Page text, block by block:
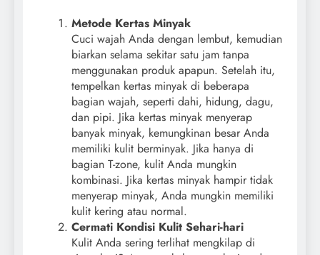
Metode Kertas Minyak
Cuci wajah Anda dengan lembut, kemudian
biarkan selama sekitar satu jam tanpa
menggunakan produk apapun. Setelah itu,
tempelkan kertas minyak di beberapa
bagian wajah, seperti dahi, hidung, dagu,
dan pipi. Jika kertas minyak menyerap
banyak minyak, kemungkinan besar Anda
memiliki kulit berminyak. Jika hanya di
bagian T-zone, kulit Anda mungkin
kombinasi. Jika kertas minyak hampir tidak
menyerap minyak, Anda mungkin memiliki
kulit kering atau normal.
Cermati Kondisi Kulit Sehari-hari
Kulit Anda sering terlihat mengkilap di